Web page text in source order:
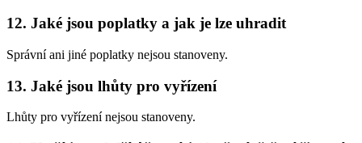
12. Jaké jsou poplatky a jak je lze uhradit
Správní ani jiné poplatky nejsou stanoveny.
13. Jaké jsou lhůty pro vyřízení
Lhůty pro vyřízení nejsou stanoveny.